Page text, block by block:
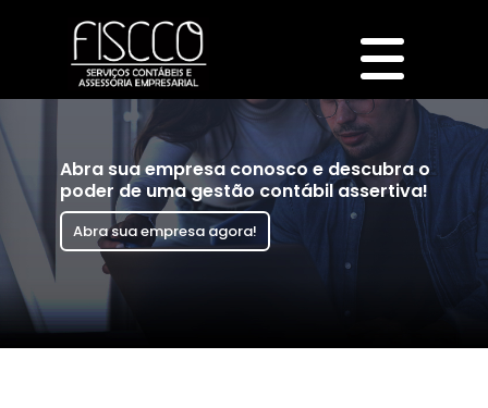
Abra sua empresa conosco e descubra o
poder de uma gestão contábil assertiva!
Abra sua empresa agora!